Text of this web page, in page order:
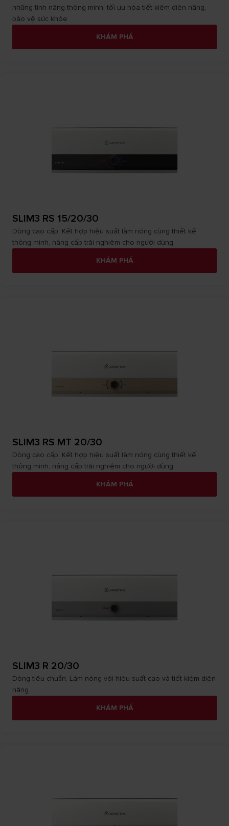
những tính năng thông minh, tối ưu hóa tiết kiệm điện năng,
bảo vệ sức khỏe
KHÁM PHÁ
SLIM3 RS 15/20/30
Dòng cao cấp. Kết hợp hiệu suất làm nóng cùng thiết kế
thông minh, nâng cấp trải nghiệm cho người dùng
KHÁM PHÁ
SLIM3 RS MT 20/30
Dòng cao cấp. Kết hợp hiệu suất làm nóng cùng thiết kế
thông minh, nâng cấp trải nghiệm cho người dùng
KHÁM PHÁ
SLIM3 R 20/30
Dòng tiêu chuẩn. Làm nóng với hiệu suất cao và tiết kiệm điện
năng
KHÁM PHÁ